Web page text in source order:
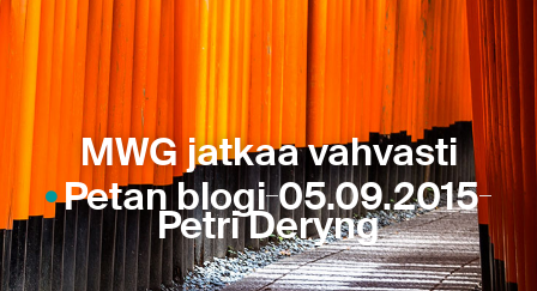
MWG jatkaa vahvasti
Petan blogi 05.09.2015
Petri Deryng